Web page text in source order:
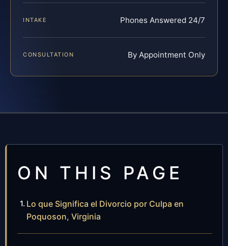
INTAKE Phones Answered 24/7
CONSULTATION By Appointment Only
ON THIS PAGE
Lo que Significa el Divorcio por Culpa en
Poquoson, Virginia